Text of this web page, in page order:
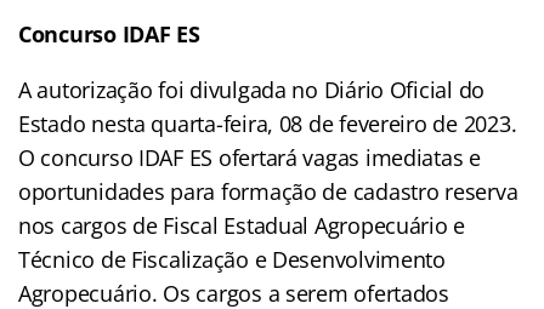
Concurso IDAF ES
A autorização foi divulgada no Diário Oficial do
Estado nesta quarta-feira, 08 de fevereiro de 2023.
O concurso IDAF ES ofertará vagas imediatas e
oportunidades para formação de cadastro reserva
nos cargos de Fiscal Estadual Agropecuário e
Técnico de Fiscalização e Desenvolvimento
Agropecuário. Os cargos a serem ofertados